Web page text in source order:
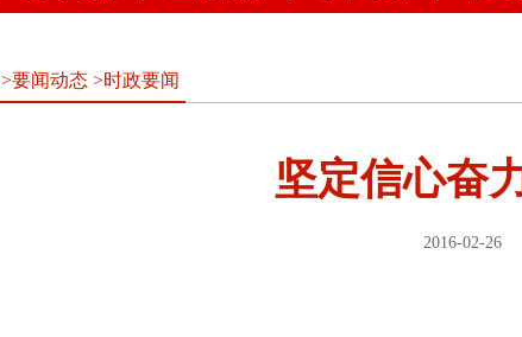
>要闻动态 >时政要闻
坚定信心奋
2016-02-26